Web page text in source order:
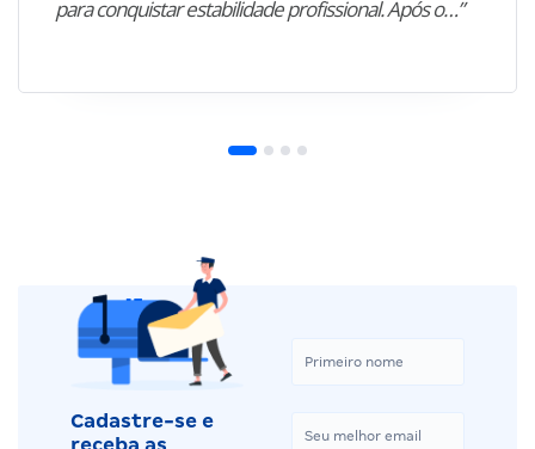
para conquistar estabilidade profissional. Após o…”
Cadastre-se e
receba as